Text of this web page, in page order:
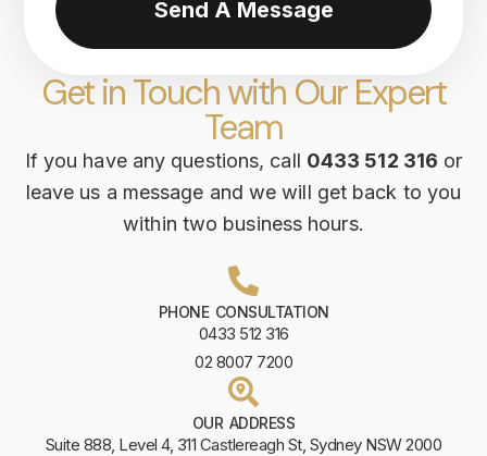
Get in Touch with Our Expert
Team
If you have any questions, call 0433 512 316 or
leave us a message and we will get back to you
within two business hours.
PHONE CONSULTATION
0433 512 316
02 8007 7200
OUR ADDRESS
Suite 888, Level 4, 311 Castlereagh St, Sydney NSW 2000
Send A Message